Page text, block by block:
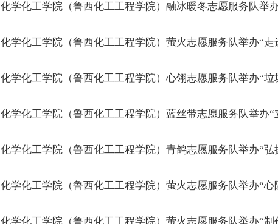
化学化工学院（鲁西化工工程学院）融冰暖冬志愿服务队举
化学化工学院（鲁西化工工程学院）萤火志愿服务队举办“
化学化工学院（鲁西化工工程学院）心翎志愿服务队举办“
化学化工学院（鲁西化工工程学院）蓝丝带志愿服务队举办
化学化工学院（鲁西化工工程学院）青鸽志愿服务队举办“
化学化工学院（鲁西化工工程学院）萤火志愿服务队举办“
化学化工学院（鲁西化工工程学院）萤火志愿服务队举办“